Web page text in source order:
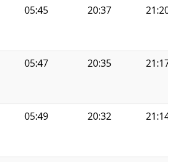
05:45 20:37 21:20
05:47 20:35 21:17
05:49 20:32 21:14